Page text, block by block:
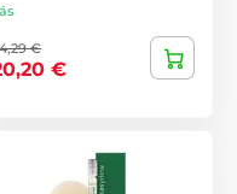
€
€